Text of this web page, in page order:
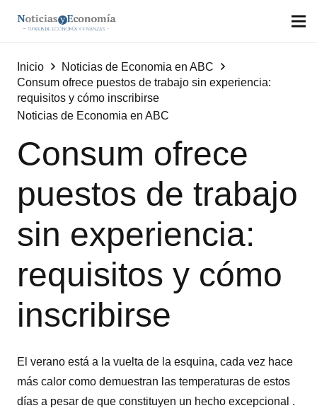
Inicio
Noticias de Economia en ABC
Consum ofrece puestos de trabajo sin experiencia:
requisitos y cómo inscribirse
Noticias de Economia en ABC
Consum ofrece
puestos de trabajo
sin experiencia:
requisitos y cómo
inscribirse
El verano está a la vuelta de la esquina, cada vez hace
más calor como demuestran las temperaturas de estos
días a pesar de que constituyen un hecho excepcional .